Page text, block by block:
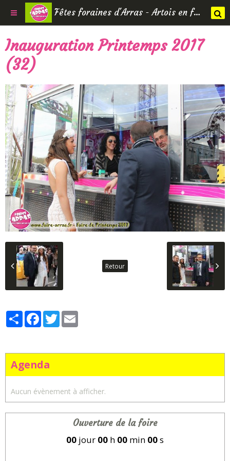
Fêtes foraines d'Arras - Artois en fêtes
Inauguration Printemps 2017
(32)
Retour
PartagerFacebook
Twitter
Agenda
Aucun évènement à afficher.
Ouverture de la foire
00 jour 00 h 00 min 00s